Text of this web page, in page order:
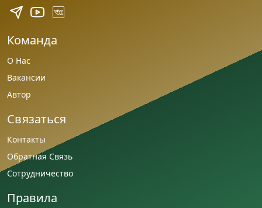
Команда
О Нас
Вакансии
Автор
Связаться
Контакты
Обратная Связь
Сотрудничество
Правила